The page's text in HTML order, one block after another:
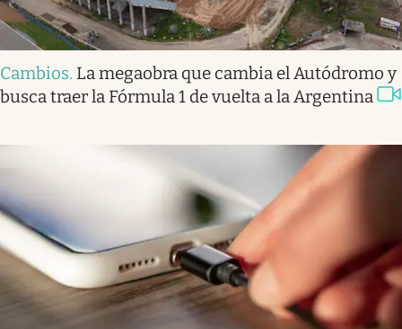
Cambios. La megaobra que cambia el Autódromo y
busca traer la Fórmula 1 de vuelta a la Argentina